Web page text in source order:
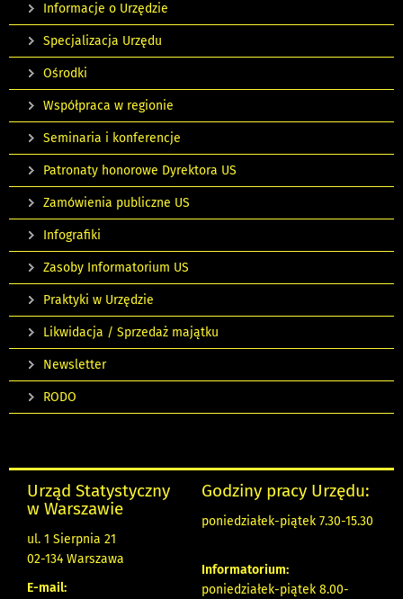
Informacje o Urzędzie
Specjalizacja Urzędu
Ośrodki
Współpraca w regionie
Seminaria i konferencje
Patronaty honorowe Dyrektora US
Zamówienia publiczne US
Infografiki
Zasoby Informatorium US
Praktyki w Urzędzie
Likwidacja / Sprzedaż majątku
Newsletter
RODO
Urząd Statystyczny
w Warszawie
ul. 1 Sierpnia 21
02-134 Warszawa
E-mail:
Godziny pracy Urzędu:
poniedziałek-piątek 7.30-15.30
Informatorium:
poniedziałek-piątek 8.00-